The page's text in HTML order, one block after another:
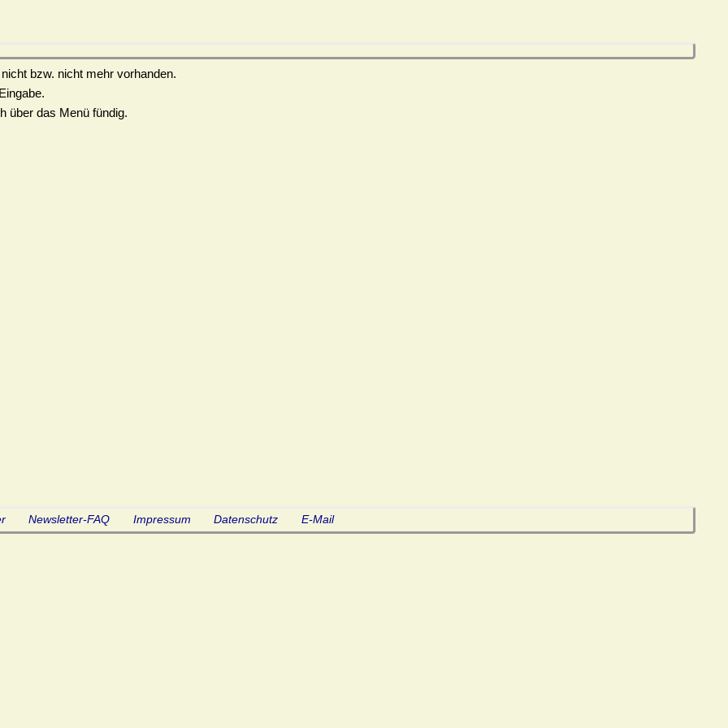
bzw. nicht mehr vorhanden.
über das Menü fündig.
Newsletter-FAQ Impressum Datenschutz E-Mail